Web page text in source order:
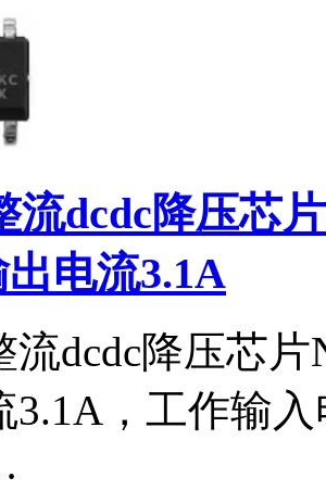
流dcdc降压芯
电流3.1A
流dcdc降压芯
3.1A，工作输